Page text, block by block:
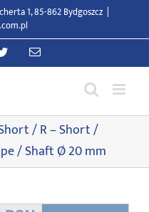
1, 85-862 Bydgoszcz |
TwitterE-
/ R – Short /
/ Shaft Ø 20 mm